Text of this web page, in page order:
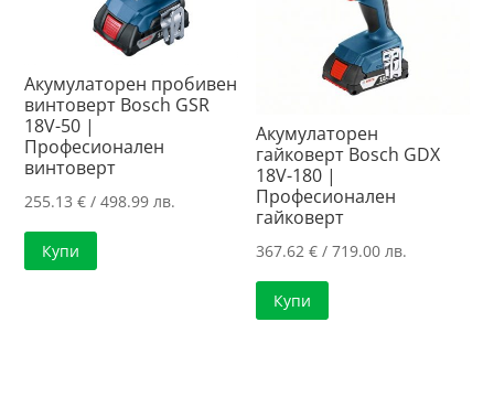
Акумулаторен пробивен
винтоверт Bosch GSR
18V-50 |
Професионален
винтоверт
255.13€ / 498.99 лв.
Купи
Акумулаторен
гайковерт Bosch GDX
18V-180 |
Професионален
гайковерт
367.62€ / 719.00 лв.
Купи